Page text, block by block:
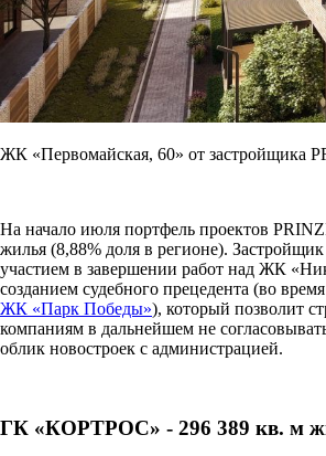
ЖК «Первомайская, 60» от застройщика
На начало июля портфель проектов
жилья (8,88% доля в регионе). Застройщик
участием в завершении работ над ЖК
созданием судебного прецедента (во
ЖК «Парк Победы»), который позволит
компаниям в дальнейшем не
облик новостроек с администрацией.
ГК «КОРТРОС» - 296 389 кв. м